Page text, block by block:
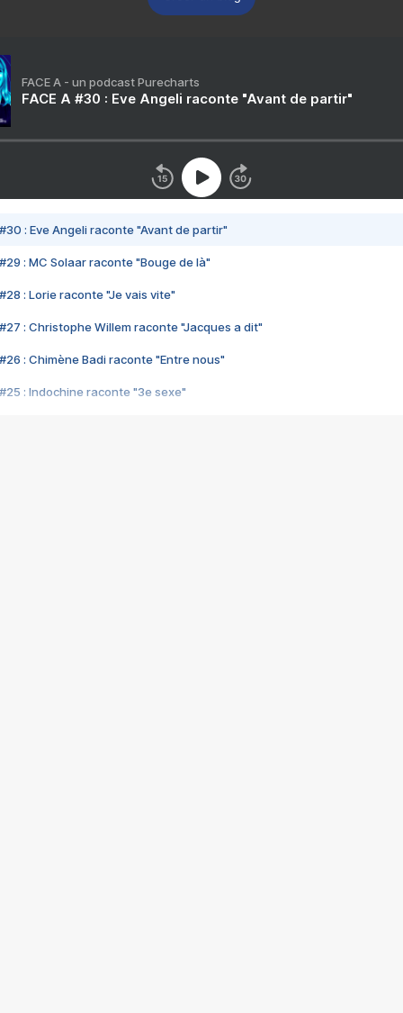
FACE A - un podcast Purecharts
FACE A #30 : Eve Angeli raconte "Avant de partir"
#30 : Eve Angeli raconte "Avant de partir"
#29 : MC Solaar raconte "Bouge de là"
#28 : Lorie raconte "Je vais vite"
#27 : Christophe Willem raconte "Jacques a dit"
#26 : Chimène Badi raconte "Entre nous"
#25 : Indochine raconte "3e sexe"